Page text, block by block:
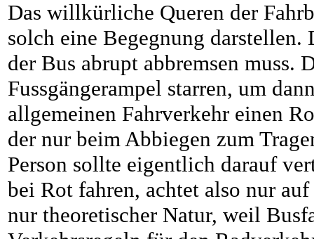
Das willkürliche Queren der
solch eine Begegnung darstellen.
der Bus abrupt abbremsen muss.
Fussgängerampel starren, um
allgemeinen Fahrverkehr einen
der nur beim Abbiegen zum
Person sollte eigentlich darauf
bei Rot fahren, achtet also nur
nur theoretischer Natur, weil